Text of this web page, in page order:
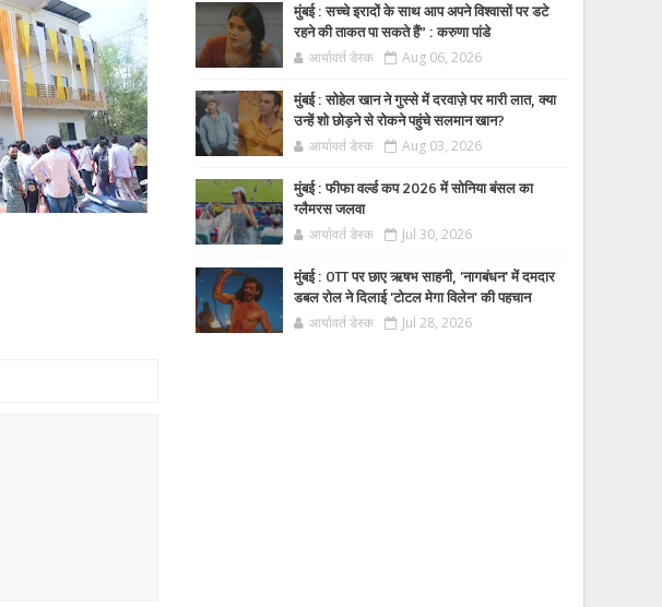
मुंबई : सच्चे इरादों के साथ आप अपने विश्वासों पर डटे
रहने की ताकत पा सकते हैं” : करुणा पांडे
आर्यावर्त डेस्क Aug 06, 2026
मुंबई : सोहेल खान ने गुस्से में दरवाज़े पर मारी लात, क्या
उन्हें शो छोड़ने से रोकने पहुंचे सलमान खान?
आर्यावर्त डेस्क Aug 03, 2026
मुंबई : फीफा वर्ल्ड कप 2026 में सोनिया बंसल का
ग्लैमरस जलवा
आर्यावर्त डेस्क Jul 30, 2026
मुंबई : OTT पर छाए ऋषभ साहनी, 'नागबंधन' में दमदार
डबल रोल ने दिलाई 'टोटल मेगा विलेन' की पहचान
आर्यावर्त डेस्क Jul 28, 2026